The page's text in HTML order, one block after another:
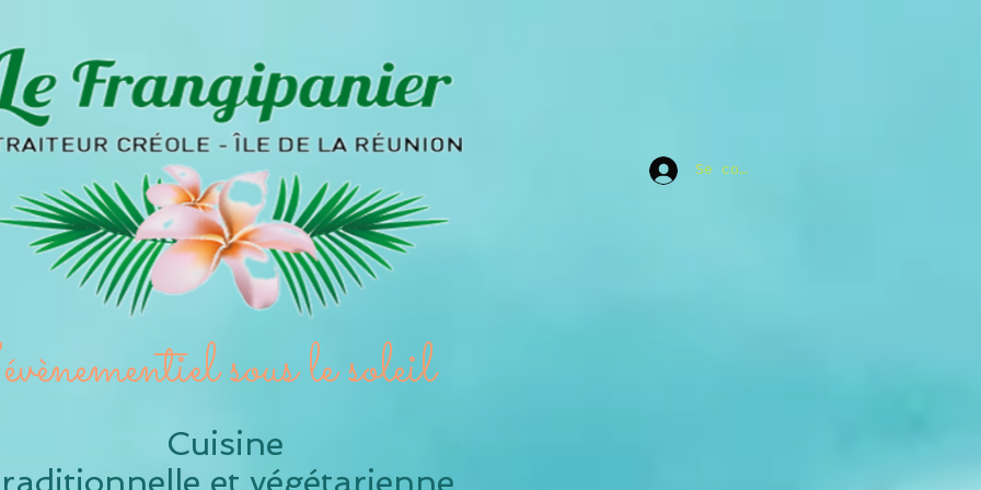
Se connecter
sous le soleil
et végétarienne